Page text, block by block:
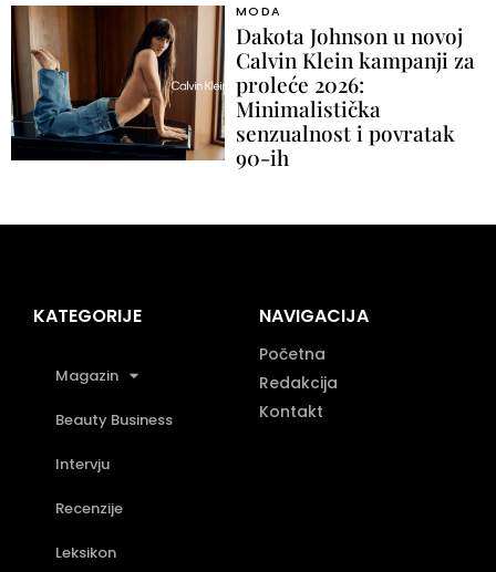
MODA
Dakota Johnson u novoj
Calvin Klein kampanji za
proleće 2026:
Minimalistička
senzualnost i povratak
90-ih
KATEGORIJE
Magazin
Beauty Business
Intervju
Recenzije
Leksikon
NAVIGACIJA
Početna
Redakcija
Kontakt